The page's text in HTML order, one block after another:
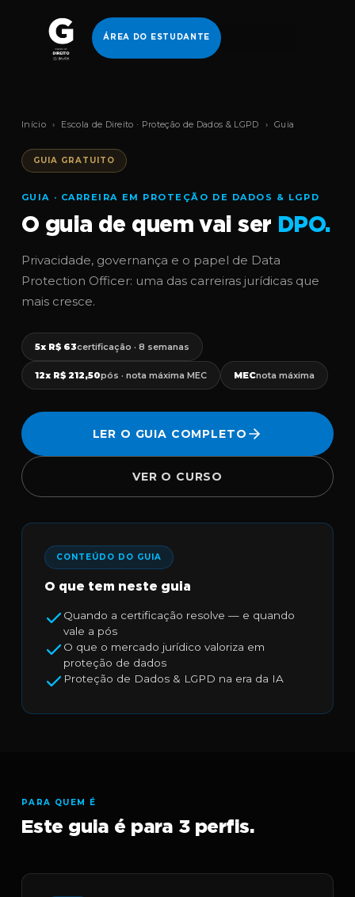
ÁREA DO ESTUDANTE
Início › Escola de Direito · Proteção de Dados & LGPD › Guia
GUIA GRATUITO
GUIA · CARREIRA EM PROTEÇÃO DE DADOS & LGPD
O guia de quem vai ser DPO.
Privacidade, governança e o papel de Data
Protection Officer: uma das carreiras jurídicas que
mais cresce.
5x R$ 63certificação · 8 semanas
12x R$ 212,50pós · nota máxima MEC MECnota máxima
LER O GUIA COMPLETO
VER O CURSO
CONTEÚDO DO GUIA
O que tem neste guia
Quando a certificação resolve — e quando
vale a pós
O que o mercado jurídico valoriza em
proteção de dados
Proteção de Dados & LGPD na era da IA
PARA QUEM É
Este guia é para 3 perfis.